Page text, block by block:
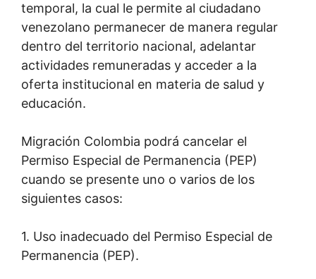
temporal, la cual le permite al ciudadano
venezolano permanecer de manera regular
dentro del territorio nacional, adelantar
actividades remuneradas y acceder a la
oferta institucional en materia de salud y
educación.
Migración Colombia podrá cancelar el
Permiso Especial de Permanencia (PEP)
cuando se presente uno o varios de los
siguientes casos:
1. Uso inadecuado del Permiso Especial de
Permanencia (PEP).